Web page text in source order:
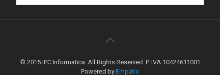
© 2015 IPC Informatica. All Rights Reserved. P. IVA 10424611001
Powered by Empatic